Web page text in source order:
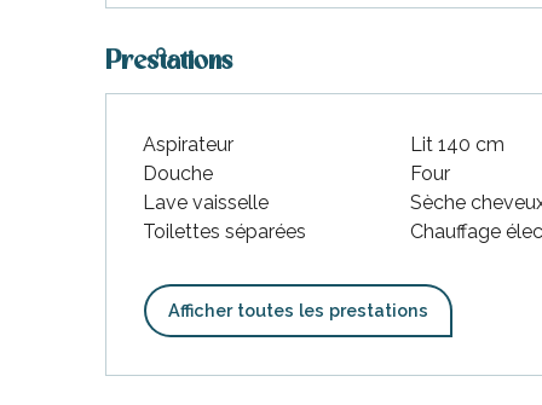
Prestations
Aspirateur
Lit 140 cm
Douche
Four
Lave vaisselle
Sèche
Toilettes séparées
Chauffage
Afficher toutes les prestations